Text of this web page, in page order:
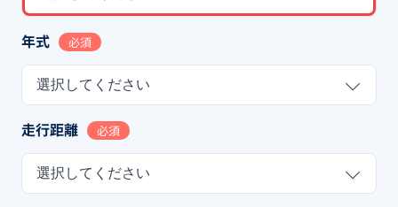
年式 必須
選択してください
走行距離 必須
選択してください